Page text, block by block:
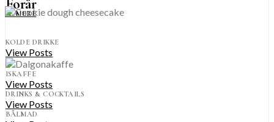
Forår
KOLDE DRIKKE
View Posts
ISKAFFE
View Posts
DRINKS & COCKTAILS
View Posts
BÅLMAD
SE MERE